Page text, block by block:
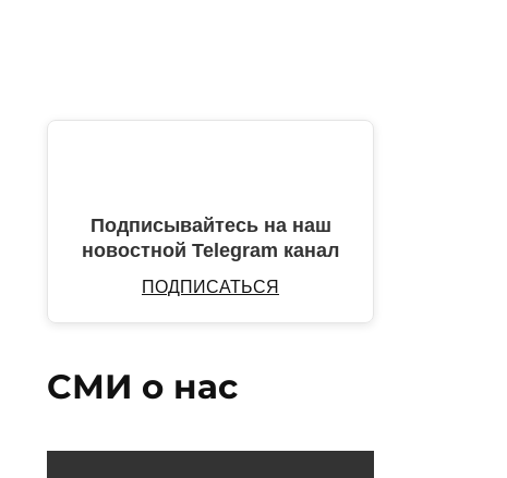
Подписывайтесь на наш
новостной Telegram канал
ПОДПИСАТЬСЯ
СМИ о нас